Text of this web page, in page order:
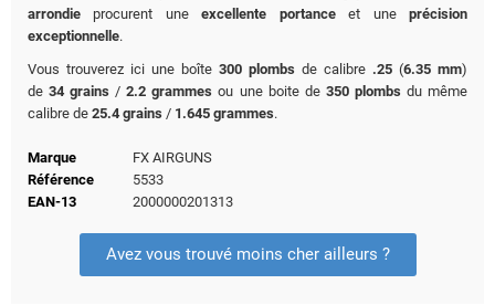
arrondie procurent uneexcellente portanceet uneprécision
exceptionnelle.
Vous trouverez ici une boîte 300 plombs de calibre .25 (6.35 mm)
de34 grains /2.2 grammes ou une boite de 350 plombsdu même
calibre de 25.4 grains / 1.645 grammes.
Marque
FX AIRGUNS
Référence
5533
EAN-13
2000000201313
Avez vous trouvé moins cher ailleurs ?